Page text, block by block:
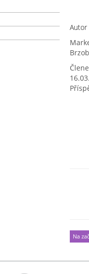
Autor
Na